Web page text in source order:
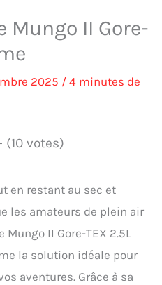
Mungo II Gore-
2025 / 4 minutes de
(10 votes)
en restant au sec et
les amateurs de plein air
II Gore-TEX 2.5L
la solution idéale pour
aventures. Grâce à sa